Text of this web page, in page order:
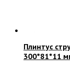
Плинтус
300*81*11